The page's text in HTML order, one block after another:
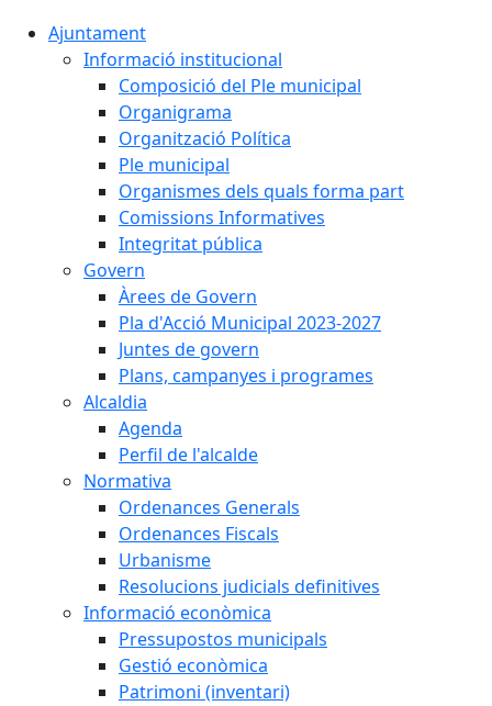
Ajuntament
Informació institucional
Composició del Ple municipal
Organigrama
Organització Política
Ple municipal
Organismes dels quals forma part
Comissions Informatives
Integritat pública
Govern
Àrees de Govern
Pla d'Acció Municipal 2023-2027
Juntes de govern
Plans, campanyes i programes
Alcaldia
Agenda
Perfil de l'alcalde
Normativa
Ordenances Generals
Ordenances Fiscals
Urbanisme
Resolucions judicials definitives
Informació econòmica
Pressupostos municipals
Gestió econòmica
Patrimoni (inventari)